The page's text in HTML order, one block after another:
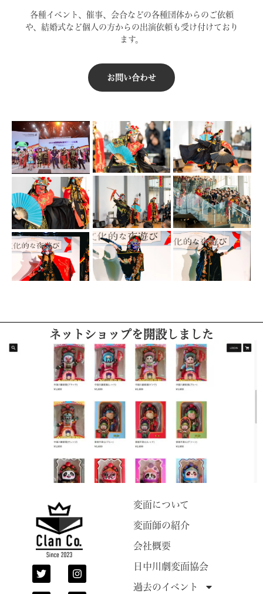
各種イベント、催事、会合などの各種団体からのご依頼
や、結婚式など個人の方からの出演依頼も受け付けており
ます。
お問い合わせ
変面について
変面師の紹介
会社概要
日中川劇変面協会
過去のイベント
ネットショップを開設しました